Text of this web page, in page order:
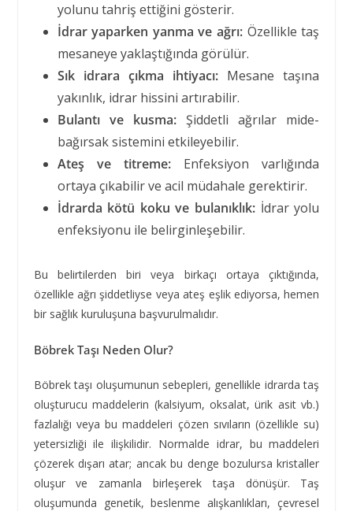
yolunu tahriş ettiğini gösterir.
İdrar yaparken yanma ve ağrı: Özellikle taş
mesaneye yaklaştığında görülür.
Sık idrara çıkma ihtiyacı: Mesane taşına
yakınlık, idrar hissini artırabilir.
Bulantı ve kusma:Şiddetli ağrılar mide-
bağırsak sistemini etkileyebilir.
Ateş ve titreme: Enfeksiyon varlığında
ortaya çıkabilir ve acil müdahale gerektirir.
İdrarda kötü koku ve bulanıklık: İdrar yolu
enfeksiyonu ile belirginleşebilir.
Bu belirtilerden biri veya birkaçı ortaya çıktığında,
özellikle ağrı şiddetliyse veya ateş eşlik ediyorsa, hemen
bir sağlık kuruluşuna başvurulmalıdır.
Böbrek Taşı Neden Olur?
Böbrek taşı oluşumunun sebepleri, genellikle idrarda taş
oluşturucu maddelerin (kalsiyum, oksalat, ürik asit vb.)
fazlalığı veya bu maddeleri çözen sıvıların (özellikle su)
yetersizliği ile ilişkilidir. Normalde idrar, bu maddeleri
çözerek dışarı atar; ancak bu denge bozulursa kristaller
oluşur ve zamanla birleşerek taşa dönüşür. Taş
oluşumunda genetik, beslenme alışkanlıkları, çevresel